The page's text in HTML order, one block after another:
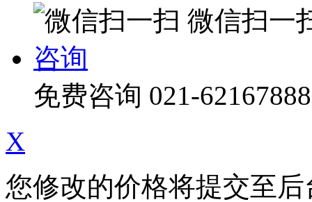
微信扫一
咨询
免费咨询 021-62167888
X
您修改的价格将提交至